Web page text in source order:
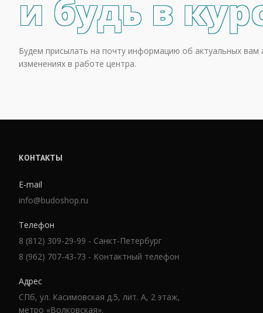
и будь в
Будем присылать на почту информацию об актуальных вам
изменениях в работе центра.
КОНТАКТЫ
E-mail
info@budoshop.ru
Телефон
8 (812) 309-29-99 - Санкт-Петербург
8 (962) 707-43-73 - Контактный телефон
Адрес
СПб, ул. Касимовская д.5, лит. А, 2 этаж,
метро «Волковская».